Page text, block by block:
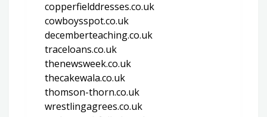
copperfielddresses.co.uk
cowboysspot.co.uk
decemberteaching.co.uk
traceloans.co.uk
thenewsweek.co.uk
thecakewala.co.uk
thomson-thorn.co.uk
wrestlingagrees.co.uk